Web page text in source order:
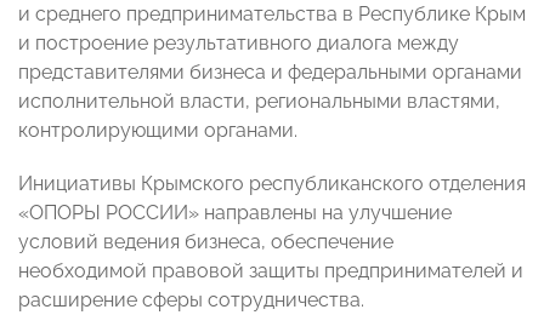
и среднего предпринимательства в Республике Крым
и построение результативного диалога между
представителями бизнеса и федеральными органами
исполнительной власти, региональными властями,
контролирующими органами.
Инициативы Крымского республиканского отделения
«ОПОРЫ РОССИИ» направлены на улучшение
условий ведения бизнеса, обеспечение
необходимой правовой защиты предпринимателей и
расширение сферы сотрудничества.